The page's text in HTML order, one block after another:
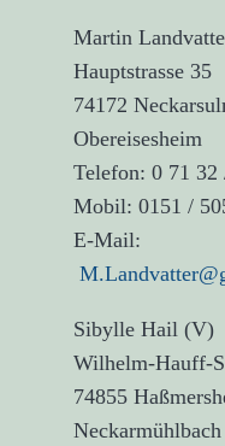
Martin
Hauptstrasse 35
74172
Obereisesheim
Telefon: 0 71 32
Mobil: 0151 /
E-Mail:
Sibylle Hail (V)
Wilhelm-Hauff-
74855
Neckarmühlbach